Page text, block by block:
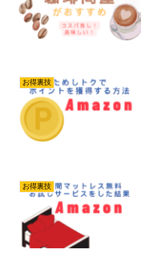
お得裏技
お得裏技